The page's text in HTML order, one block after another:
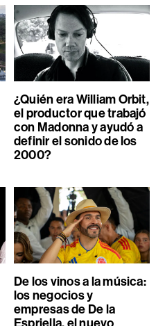
¿Quién era William Orbit,
el productor que trabajó
con Madonna y ayudó a
definir el sonido de los
2000?
De los vinos a la música:
los negocios y
empresas de De la